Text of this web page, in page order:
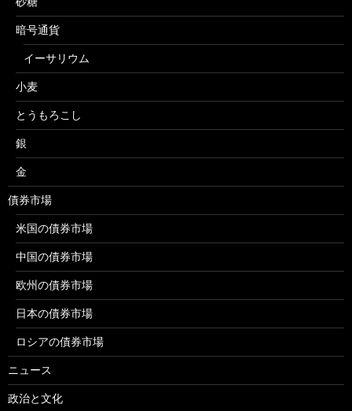
暗号通貨
イーサリウム
小麦
とうもろこし
銀
金
債券市場
米国の債券市場
中国の債券市場
欧州の債券市場
日本の債券市場
ロシアの債券市場
ニュース
政治と文化